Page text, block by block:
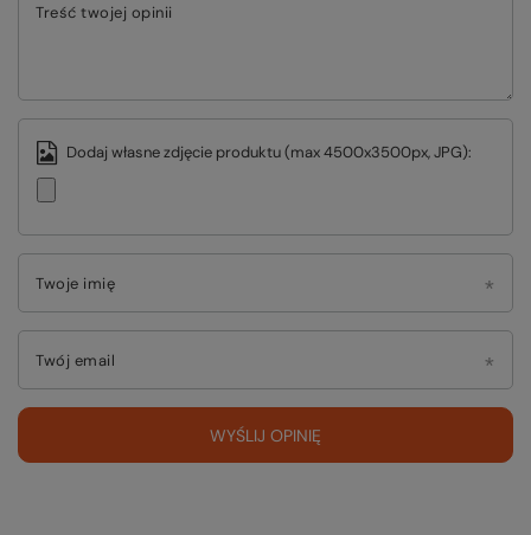
Treść twojej opinii
Dodaj własne zdjęcie produktu (max 4500x3500px, JPG):
Twoje imię
Twój email
WYŚLIJ OPINIĘ